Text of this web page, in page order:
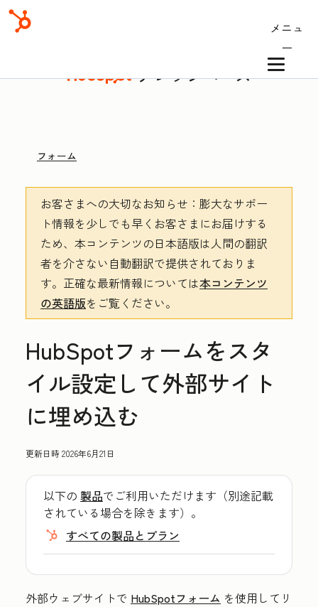
メニュ
ー
ナレッジベース
フォーム
お客さまへの大切なお知らせ ：膨大なサポー
ト情報を少しでも早くお客さまにお届けする
ため、本コンテンツの日本語版は人間の翻訳
者を介さない自動翻訳で提供されておりま
す。 正確な最新情報については本コンテンツ
の英語版をご覧ください。
HubSpotフォームをスタ
イル設定して外部サイト
に埋め込む
更新日時2026年6月21日
以下の 製品でご利用いただけます（別途記載
されている場合を除きます）。
すべての製品とプラン
外部ウェブサイトで HubSpotフォーム を使用してリ